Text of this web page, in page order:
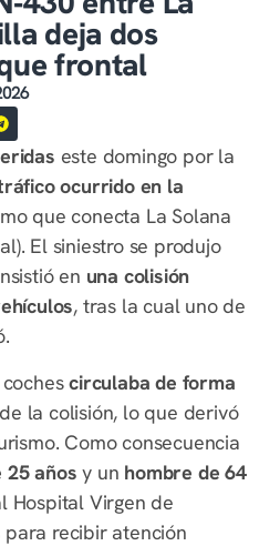
deja dos
frontal
este domingo por la
ocurrido en la
que conecta La Solana
El siniestro se produjo
en una colisión
, tras la cual uno de
cochescirculaba de forma
la colisión, lo que derivó
Como consecuencia
25 años y un hombre de 64
Hospital Virgen de
recibir atención